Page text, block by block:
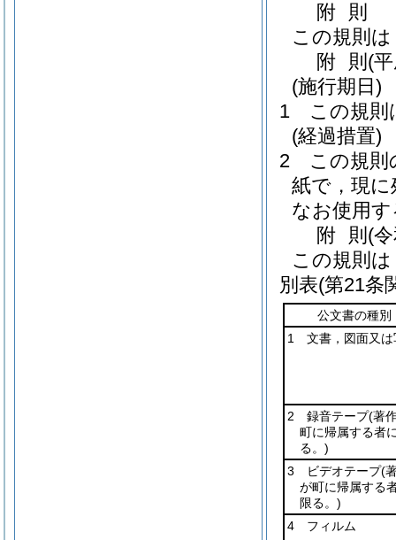
附 則
この規則
附 則 (
(施行期日)
1
この規則
(経過措置)
2
この規則
紙で，現
なお使用
附 則 (
この規則
別表(第21条
公文書の種別
1 文書，図面又は
2 録音テープ(著
町に帰属する者
る。)
3 ビデオテープ(
が町に帰属する
限る。)
4 フィルム